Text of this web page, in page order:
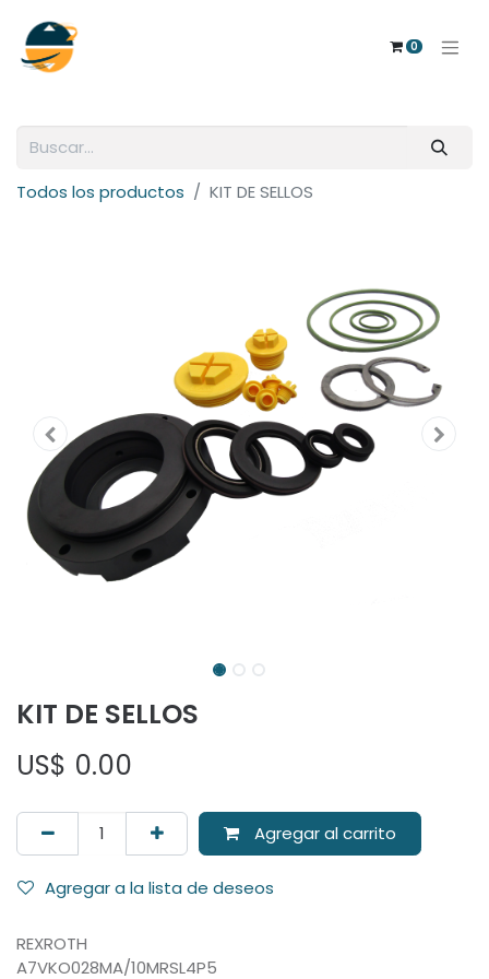
0
Todos los productos KIT DE SELLOS
KIT DE SELLOS
US$ 0.00
Agregar al carrito
Agregar a la lista de deseos
REXROTH
A7VKO028MA/10MRSL4P5